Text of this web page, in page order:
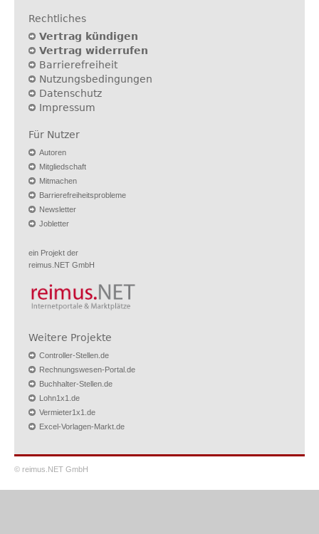
Rechtliches
Vertrag kündigen
Vertrag widerrufen
Barrierefreiheit
Nutzungsbedingungen
Datenschutz
Impressum
Für Nutzer
Autoren
Mitgliedschaft
Mitmachen
Barrierefreiheitsprobleme
Newsletter
Jobletter
ein Projekt der
reimus.NET GmbH
Weitere Projekte
Controller-Stellen.de
Rechnungswesen-Portal.de
Buchhalter-Stellen.de
Lohn1x1.de
Vermieter1x1.de
Excel-Vorlagen-Markt.de
© reimus.NET GmbH